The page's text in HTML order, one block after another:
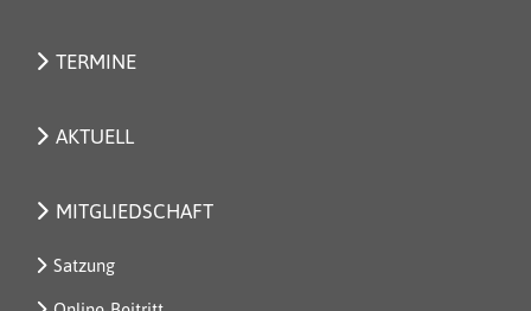
TERMINE
AKTUELL
MITGLIEDSCHAFT
Satzung